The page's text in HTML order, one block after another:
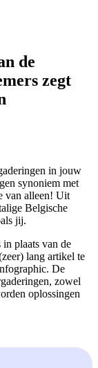
de
zegt
in jouw
synoniem met
van alleen! Uit
Belgische
jij.
plaats van de
lang artikel te
De
zowel
oplossingen